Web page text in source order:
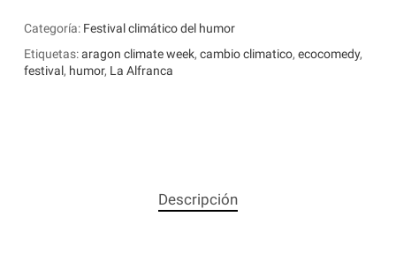
Categoría: Festival climático del humor
Etiquetas:aragon climate week, cambio climatico, ecocomedy,
festival, humor, La Alfranca
Descripción